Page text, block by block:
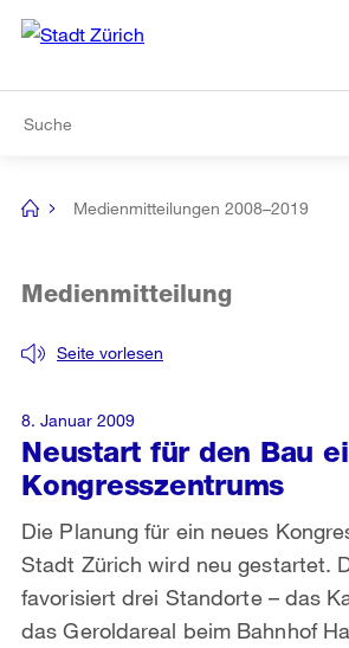
Navigation
[no
Medienmitteilungen 2008–2019
Neustart für den Bau
Kongresszentrums
Seite vorlesen
Medienmitteilung
Die Planung für ein neues
Stadt Zürich wird neu gestartet.
favorisiert drei Standorte – das
das Geroldareal beim Bahnhof
8. Januar 2009